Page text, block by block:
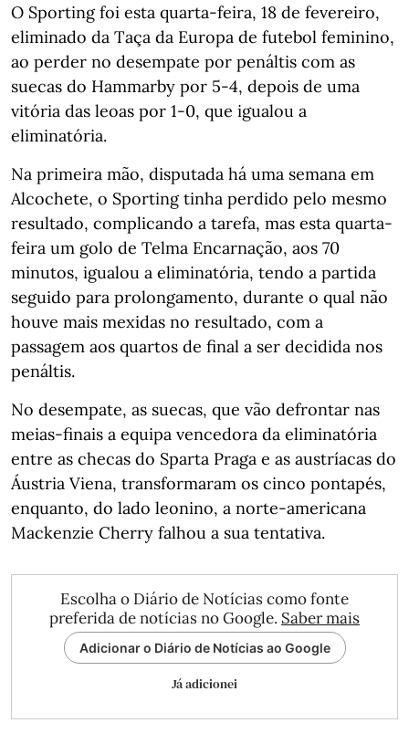
O Sporting foi esta quarta-feira, 18 de fevereiro,
eliminado da Taça da Europa de futebol feminino,
ao perder no desempate por penáltis com as
suecas do Hammarby por 5-4, depois de uma
vitória das leoas por 1-0, que igualou a
eliminatória.
Na primeira mão, disputada há uma semana em
Alcochete, o Sporting tinha perdido pelo mesmo
resultado, complicando a tarefa, mas esta quarta-
feira um golo de Telma Encarnação, aos 70
minutos, igualou a eliminatória, tendo a partida
seguido para prolongamento, durante o qual não
houve mais mexidas no resultado, com a
passagem aos quartos de final a ser decidida nos
penáltis.
No desempate, as suecas, que vão defrontar nas
meias-finais a equipa vencedora da eliminatória
entre as checas do Sparta Praga e as austríacas do
Áustria Viena, transformaram os cinco pontapés,
enquanto, do lado leonino, a norte-americana
Mackenzie Cherry falhou a sua tentativa.
Escolha o Diário de Notícias como fonte
preferida de notícias no Google. Saber mais
Adicionar o Diário de Notícias ao Google
Já adicionei